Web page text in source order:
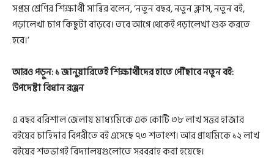
সপ্তম শ্রেণির শিক্ষার্থী সাব্বির বলেন, ‘নতুন বছর, নতুন ক্লাস, নতুন বই,
পড়ালেখা চাপ কিছুটা বাড়বে। তবে আগে থেকেই পড়ালেখা শুরু করতে
হবে।’
আরও পড়ুন:১ জানুয়ারিতেই শিক্ষার্থীদের হাতে পৌঁছাবে নতুন বই:
উপদেষ্টা বিধান রঞ্জন
এ বছর বরিশাল জেলায় মাধ্যমিকে এক কোটি ৩৮ লাখ সত্তর হাজার
বইয়ের চাহিদার বিপরীতে বই এসেছে ৭৩ শতাংশ। আর প্রাথমিকে ১২ লাখ
বইয়ের শতভাগই বিদ্যালয়গুলোতে সরবরাহ করা হয়েছে।